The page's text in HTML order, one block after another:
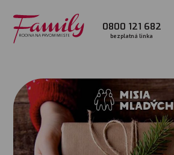
0800 121 682
bezplatná linka